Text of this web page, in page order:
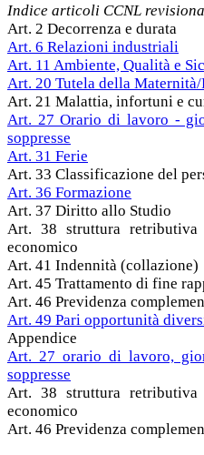
Indice articoli CCNL
Art. 2 Decorrenza e durata
Art. 6 Relazioni industriali
Art. 11 Ambiente, Qualità e
Art. 20 Tutela della Maternità/
Art. 21 Malattia, infortuni e
Art. 27 Orario di lavoro -
soppresse
Art. 31 Ferie
Art. 33 Classificazione del
Art. 36 Formazione
Art. 37 Diritto allo Studio
Art. 38 struttura
economico
Art. 41 Indennità (collazione)
Art. 45 Trattamento di fine
Art. 46 Previdenza
Art. 49 Pari opportunità
Appendice
Art. 27 orario di lavoro,
soppresse
Art. 38 struttura
economico
Art. 46 Previdenza